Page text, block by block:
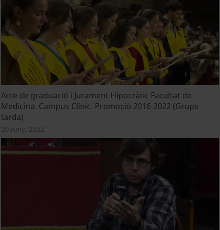
Acte de graduació i Jurament Hipocràtic Facultat de
Medicina. Campus Clínic. Promoció 2016-2022 (Grups
tarda)
20 juny, 2022